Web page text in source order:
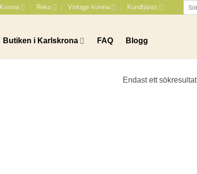
Kvinna Reko Vintage kvinna Kundtjänst
Butiken i Karlskrona FAQ Blogg
Endast ett sökresultat